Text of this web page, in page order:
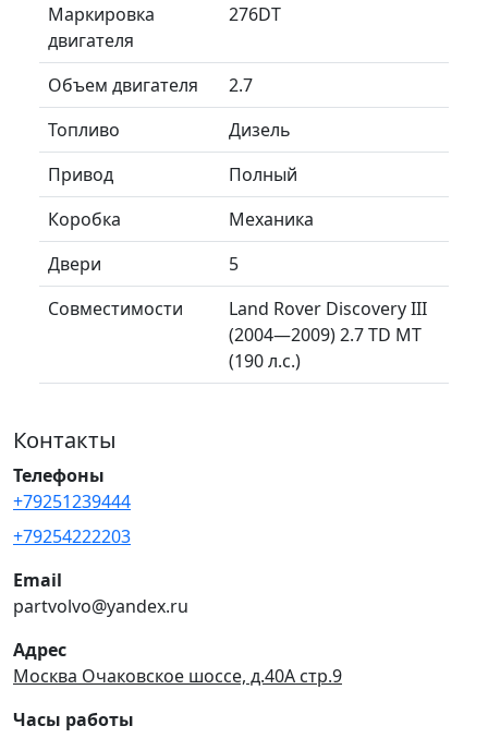
Маркировка
двигателя
276DT
Объем двигателя
2.7
Топливо
Дизель
Привод
Полный
Коробка
Механика
Двери
5
Совместимости
Land Rover Discovery III
(2004—2009) 2.7 TD MT
(190 л.с.)
Контакты
Телефоны
+79251239444
+79254222203
Email
partvolvo@yandex.ru
Адрес
Москва Очаковское шоссе, д.40А стр.9
Часы работы